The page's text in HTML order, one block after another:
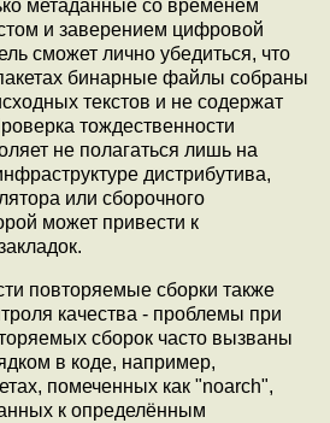
метаданные со временем
и заверением цифровой
сможет лично убедиться, что
бинарные файлы собраны
текстов и не содержат
тождественности
не полагаться лишь на
дистрибутива,
или сборочного
может привести к
повторяемые сборки также
качества - проблемы при
сборок часто вызваны
в коде, например,
помеченных как "noarch",
к определённым